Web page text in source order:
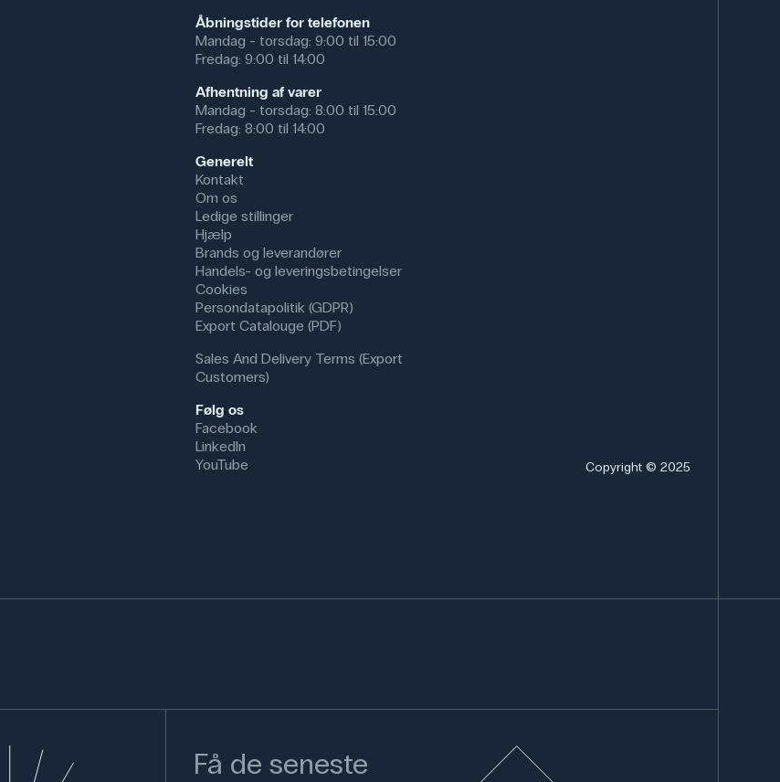
Åbningstider for telefonen
Mandag - torsdag: 9:00 til 15:00
Fredag: 9:00 til 14:00
Afhentning af varer
Mandag - torsdag: 8:00 til 15:00
Fredag: 8:00 til 14:00
Generelt
Kontakt
Om os
Ledige stillinger
Hjælp
Brands og leverandører
Handels- og leveringsbetingelser
Cookies
Persondatapolitik (GDPR)
Export Catalouge (PDF)
Sales And Delivery Terms (Export
Customers)
Følg os
Facebook
LinkedIn
YouTube
Copyright © 2025
Få de seneste